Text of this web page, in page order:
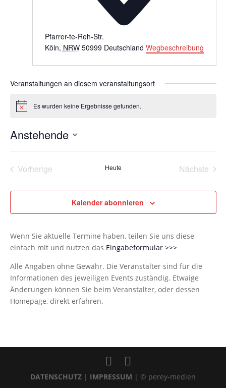
Pfarrer-te-Reh-Str.
Köln, NRW 50999 Deutschland Wegbeschreibung
Veranstaltungen an diesem veranstaltungsort
HinweisEs wurden keine Ergebnisse gefunden.
Anstehende
Vorherige
Heute
Nächste
Kalender abonnieren
Wenn Sie aktuelle Termine haben, teilen Sie uns diese
einfach mit und nutzen das Eingabeformular >>>
Alle Angaben ohne Gewähr. Die Veranstalter sind für die
Informationen des jeweiligen Events zuständig. Etwaige
Änderungen können Sie beim Veranstalter, oder dessen
Homepage, direkt erfahren.
DATENSCHUTZ| IMPRESSUM | © perey-medien